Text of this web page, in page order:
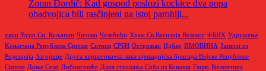
Zoran Đordič: Kad gospod poslozi kockice dva popa
obadvojica bili rasčinjeni na istoj parohiji...
хаџи Ђуро Си. Куљанин Чичево Челебићи Храм Св.Василија Великог ФБИХ Удружење
Kоњичана Републике Српске Ситник СРБИ Острожац Идбар ИМОВИНА Записи из
Родoкраја Загорице Друга херцеговачка лака пјешадијска бригада Војске Републике
Српске Доње Село Добригошће Дана страдања Срба из Коњица Гацко Бјеловчина